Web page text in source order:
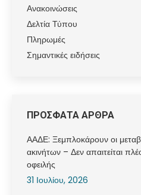
Ανακοινώσεις
Δελτία Τύπου
Πληρωμές
Σημαντικές ειδήσεις
ΠΡΟΣΦΑΤΑ ΑΡΘΡΑ
ΑΑΔΕ: Ξεμπλοκάρουν οι
ακινήτων – Δεν απαιτείται
οφειλής
31 Ιουλίου, 2026